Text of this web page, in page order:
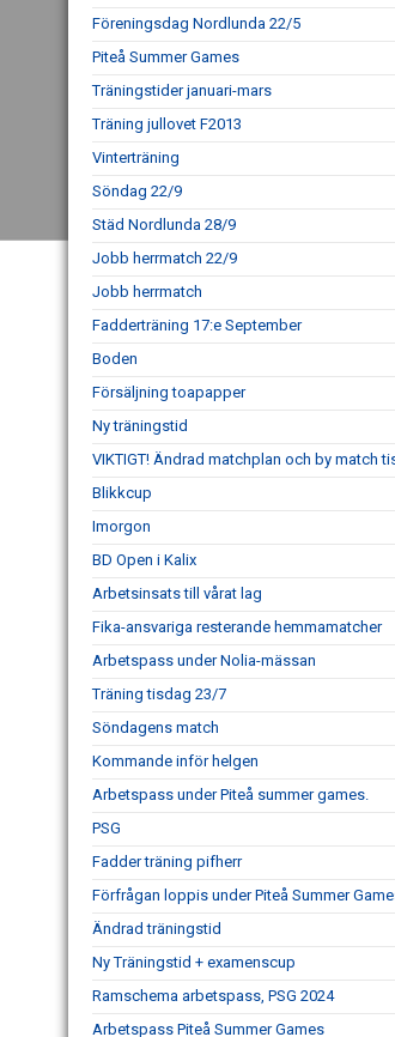
Föreningsdag Nordlunda 22/5
Piteå Summer Games
Träningstider januari-mars
Träning jullovet F2013
Vinterträning
Söndag 22/9
Städ Nordlunda 28/9
Jobb herrmatch 22/9
Jobb herrmatch
Fadderträning 17:e September
Boden
Försäljning toapapper
Ny träningstid
VIKTIGT! Ändrad matchplan och by match
Blikkcup
Imorgon
BD Open i Kalix
Arbetsinsats till vårat lag
Fika-ansvariga resterande hemmamatcher
Arbetspass under Nolia-mässan
Träning tisdag 23/7
Söndagens match
Kommande inför helgen
Arbetspass under Piteå summer games.
PSG
Fadder träning pifherr
Förfrågan loppis under Piteå Summer
Ändrad träningstid
Ny Träningstid + examenscup
Ramschema arbetspass, PSG 2024
Arbetspass Piteå Summer Games